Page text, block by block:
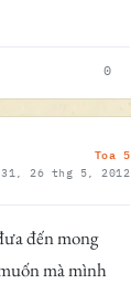
0
Toa 5
26 thg 5, 2012
đến mong
mà mình